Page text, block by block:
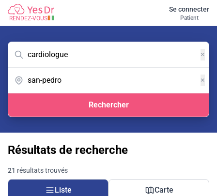
RENDEZ-VOUS
Se connecter
Patient
×
×
Rechercher
Résultats de recherche
21 résultats trouvés
Liste Carte